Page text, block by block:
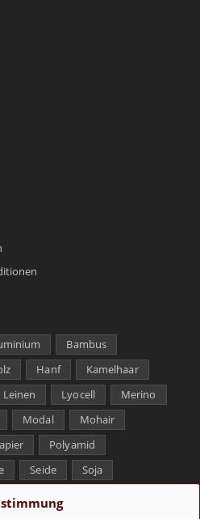
Bambus
Hanf
Kamelhaar
Leinen Lyocell
Merino
Modal
Mohair
Polyamid
Seide
Soja